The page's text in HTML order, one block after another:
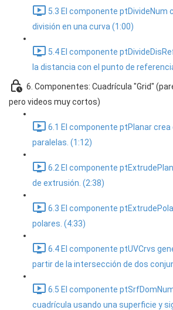
5.3 El componente ptDivideNum
división en una curva (1:00)
5.4 El componente
la distancia con el punto de
6. Componentes: Cuadrícula "Grid"
pero videos muy cortos)
6.1 El componente ptPlanar
paralelas. (1:12)
6.2 El componente
de extrusión. (2:38)
6.3 El componente
polares. (4:33)
6.4 El componente ptUVCrvs
partir de la intersección de dos
6.5 El componente
cuadrícula usando una superficie y